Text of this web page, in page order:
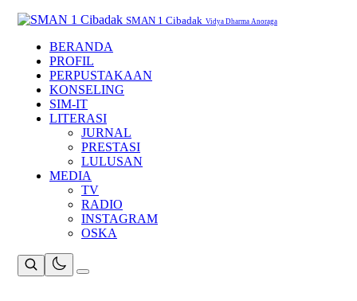
SMAN 1 Cibadak Vidya Dharma Anoraga
BERANDA
PROFIL
PERPUSTAKAAN
KONSELING
SIM-IT
LITERASI
JURNAL
PRESTASI
LULUSAN
MEDIA
TV
RADIO
INSTAGRAM
OSKA